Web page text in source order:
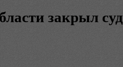
закрыл суд